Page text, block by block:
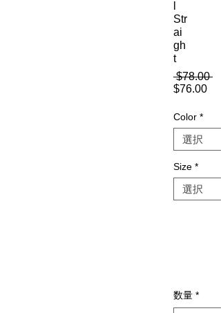
Str
ai
gh
t
$78.00 通
$76.00セ
価
Color *
Size *
数量 *